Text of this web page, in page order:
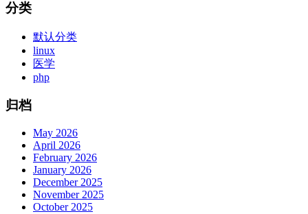
分类
默认分类
linux
医学
php
归档
May 2026
April 2026
February 2026
January 2026
December 2025
November 2025
October 2025